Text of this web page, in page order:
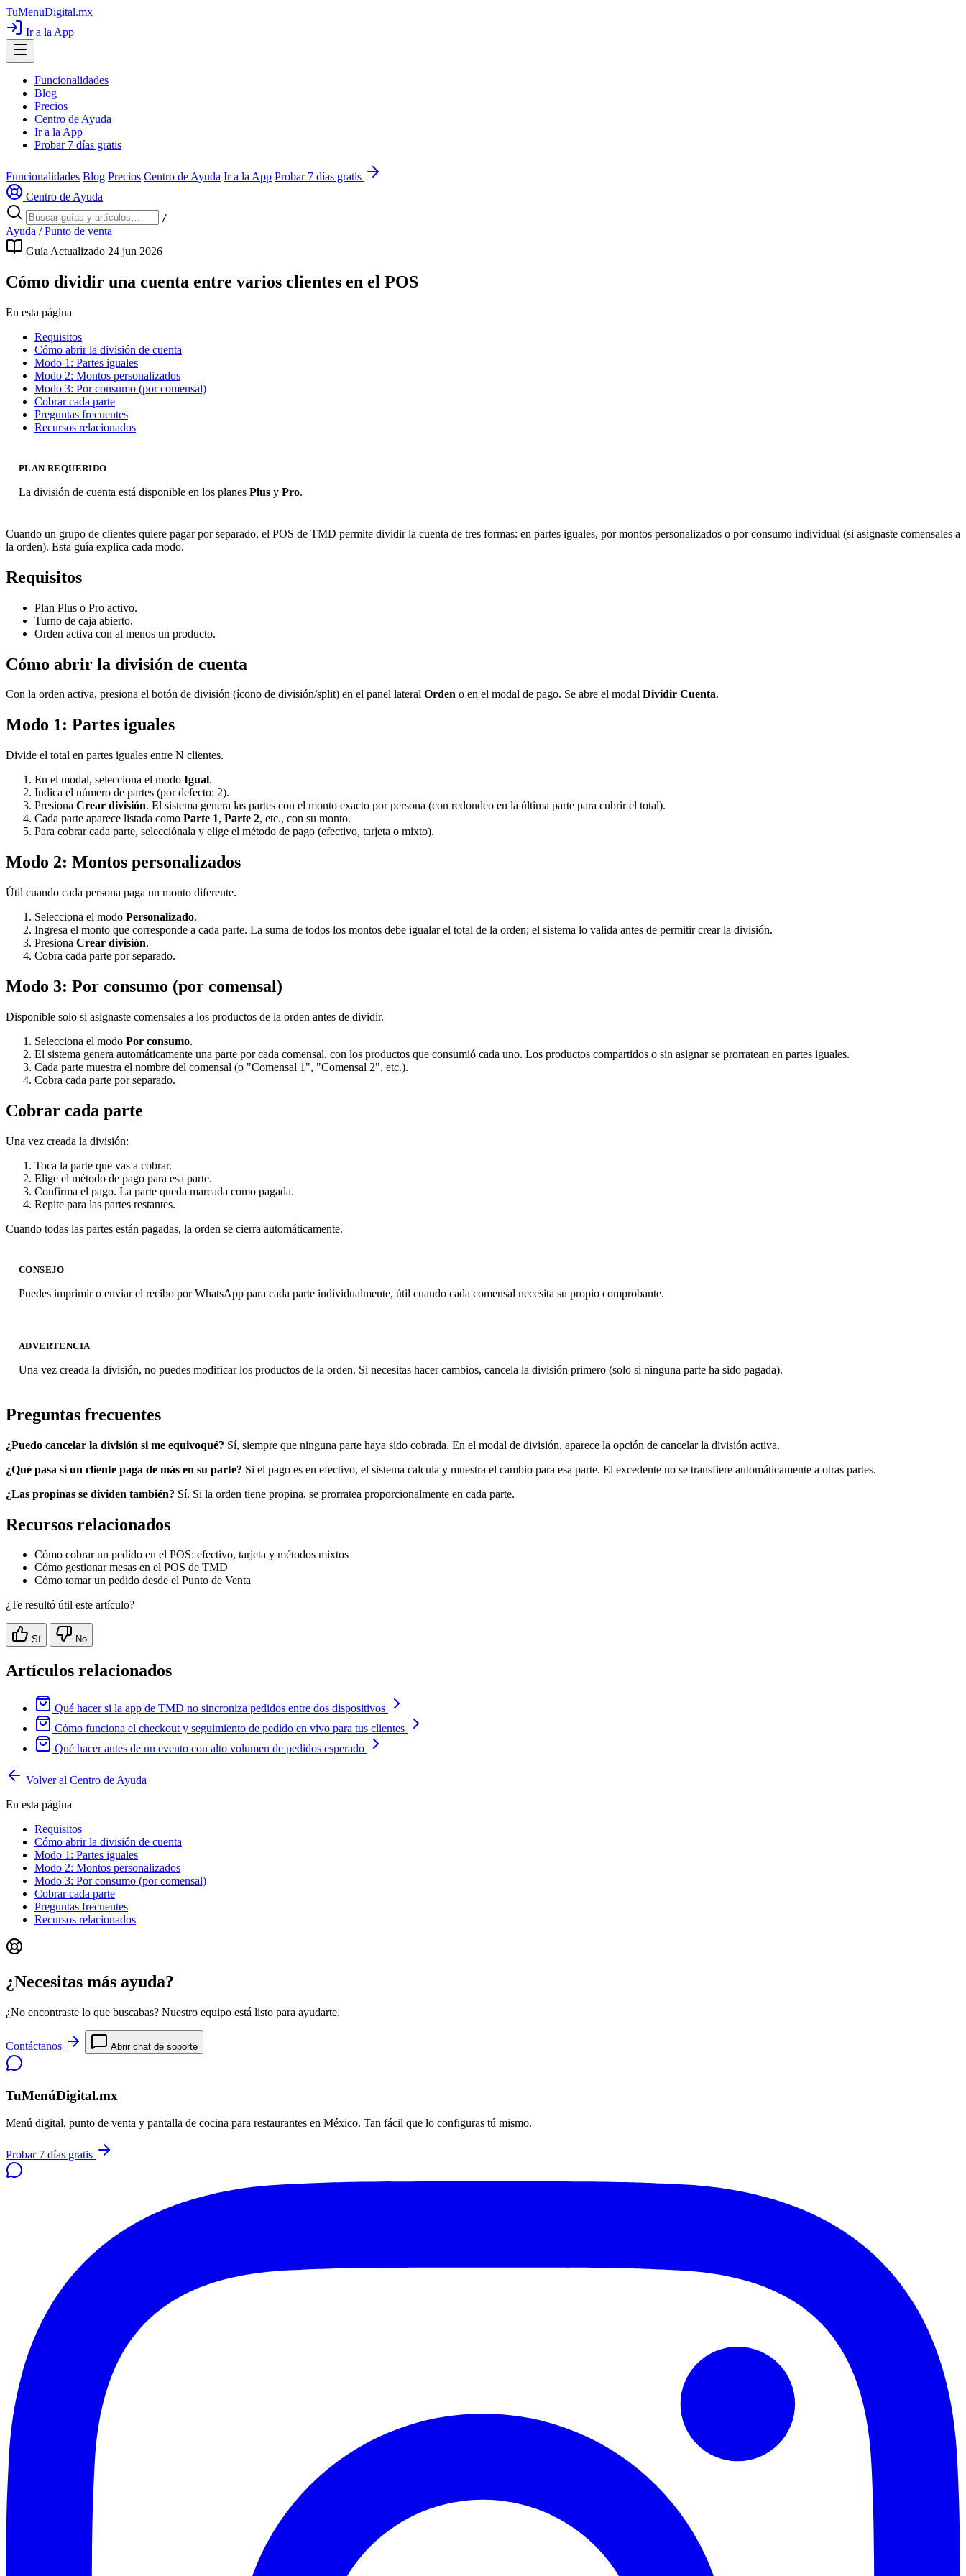
TuMenuDigital.mx
Ir a la App
Funcionalidades
Blog
Precios
Centro de Ayuda
Ir a la App
Probar 7 días gratis
Funcionalidades Blog Precios Centro de Ayuda Ir a la App Probar 7 días gratis
Centro de Ayuda
/
Ayuda / Punto de venta
Guía Actualizado 24 jun 2026
Cómo dividir una cuenta entre varios clientes en el POS
En esta página
Requisitos
Cómo abrir la división de cuenta
Modo 1: Partes iguales
Modo 2: Montos personalizados
Modo 3: Por consumo (por comensal)
Cobrar cada parte
Preguntas frecuentes
Recursos relacionados
PLAN REQUERIDO
La división de cuenta está disponible en los planes Plus y Pro.
Cuando un grupo de clientes quiere pagar por separado, el POS de TMD permite dividir la cuenta de tres formas: en partes iguales, por montos personalizados o por consumo individual (si asignaste comensales a
la orden). Esta guía explica cada modo.
Requisitos
Plan Plus o Pro activo.
Turno de caja abierto.
Orden activa con al menos un producto.
Cómo abrir la división de cuenta
Con la orden activa, presiona el botón de división (ícono de división/split) en el panel lateral Orden o en el modal de pago. Se abre el modal Dividir Cuenta.
Modo 1: Partes iguales
Divide el total en partes iguales entre N clientes.
En el modal, selecciona el modo Igual.
Indica el número de partes (por defecto: 2).
Presiona Crear división. El sistema genera las partes con el monto exacto por persona (con redondeo en la última parte para cubrir el total).
Cada parte aparece listada como Parte 1, Parte 2, etc., con su monto.
Para cobrar cada parte, selecciónala y elige el método de pago (efectivo, tarjeta o mixto).
Modo 2: Montos personalizados
Útil cuando cada persona paga un monto diferente.
Selecciona el modo Personalizado.
Ingresa el monto que corresponde a cada parte. La suma de todos los montos debe igualar el total de la orden; el sistema lo valida antes de permitir crear la división.
Presiona Crear división.
Cobra cada parte por separado.
Modo 3: Por consumo (por comensal)
Disponible solo si asignaste comensales a los productos de la orden antes de dividir.
Selecciona el modo Por consumo.
El sistema genera automáticamente una parte por cada comensal, con los productos que consumió cada uno. Los productos compartidos o sin asignar se prorratean en partes iguales.
Cada parte muestra el nombre del comensal (o "Comensal 1", "Comensal 2", etc.).
Cobra cada parte por separado.
Cobrar cada parte
Una vez creada la división:
Toca la parte que vas a cobrar.
Elige el método de pago para esa parte.
Confirma el pago. La parte queda marcada como pagada.
Repite para las partes restantes.
Cuando todas las partes están pagadas, la orden se cierra automáticamente.
CONSEJO
Puedes imprimir o enviar el recibo por WhatsApp para cada parte individualmente, útil cuando cada comensal necesita su propio comprobante.
ADVERTENCIA
Una vez creada la división, no puedes modificar los productos de la orden. Si necesitas hacer cambios, cancela la división primero (solo si ninguna parte ha sido pagada).
Preguntas frecuentes
¿Puedo cancelar la división si me equivoqué? Sí, siempre que ninguna parte haya sido cobrada. En el modal de división, aparece la opción de cancelar la división activa.
¿Qué pasa si un cliente paga de más en su parte? Si el pago es en efectivo, el sistema calcula y muestra el cambio para esa parte. El excedente no se transfiere automáticamente a otras partes.
¿Las propinas se dividen también? Sí. Si la orden tiene propina, se prorratea proporcionalmente en cada parte.
Recursos relacionados
Cómo cobrar un pedido en el POS: efectivo, tarjeta y métodos mixtos
Cómo gestionar mesas en el POS de TMD
Cómo tomar un pedido desde el Punto de Venta
¿Te resultó útil este artículo?
Sí No
Artículos relacionados
Qué hacer si la app de TMD no sincroniza pedidos entre dos dispositivos
Cómo funciona el checkout y seguimiento de pedido en vivo para tus clientes
Qué hacer antes de un evento con alto volumen de pedidos esperado
Volver al Centro de Ayuda
En esta página
Requisitos
Cómo abrir la división de cuenta
Modo 1: Partes iguales
Modo 2: Montos personalizados
Modo 3: Por consumo (por comensal)
Cobrar cada parte
Preguntas frecuentes
Recursos relacionados
¿Necesitas más ayuda?
¿No encontraste lo que buscabas? Nuestro equipo está listo para ayudarte.
Contáctanos Abrir chat de soporte
TuMenúDigital.mx
Menú digital, punto de venta y pantalla de cocina para restaurantes en México. Tan fácil que lo configuras tú mismo.
Probar 7 días gratis